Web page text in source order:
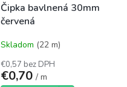
Čipka bavlnená 30mm
červená
Skladom (22 m)
€0,57 bez DPH
€0,70 / m